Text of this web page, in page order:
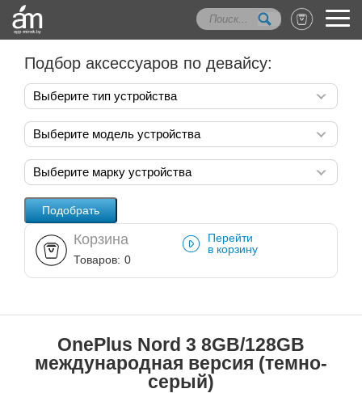
Подбор аксессуаров по девайсу:
Выберите тип устройства
Выберите модель устройства
Выберите марку устройства
Корзина
Товаров: 0
Перейти
в корзину
OnePlus Nord 3 8GB/128GB
международная версия (темно-
серый)